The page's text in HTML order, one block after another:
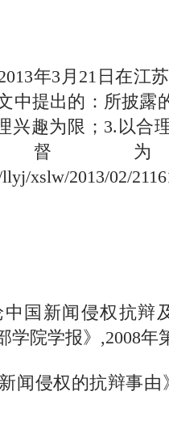
年3月21日在江苏
中提出的：所披露
兴趣为限；3.以合
xslw/2013/02/
新闻侵权抗辩及
学院学报》,2008年
侵权的抗辩事由